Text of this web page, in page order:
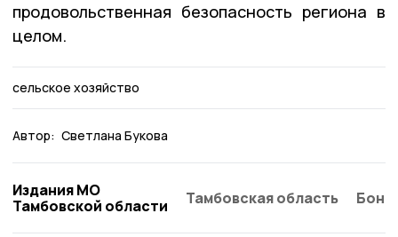
продовольственная безопасность региона в
целом.
сельское хозяйство
Автор: Светлана Букова
Издания МО
Тамбовской области
Тамбовская область